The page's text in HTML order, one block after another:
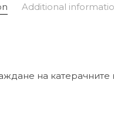
Additional
на